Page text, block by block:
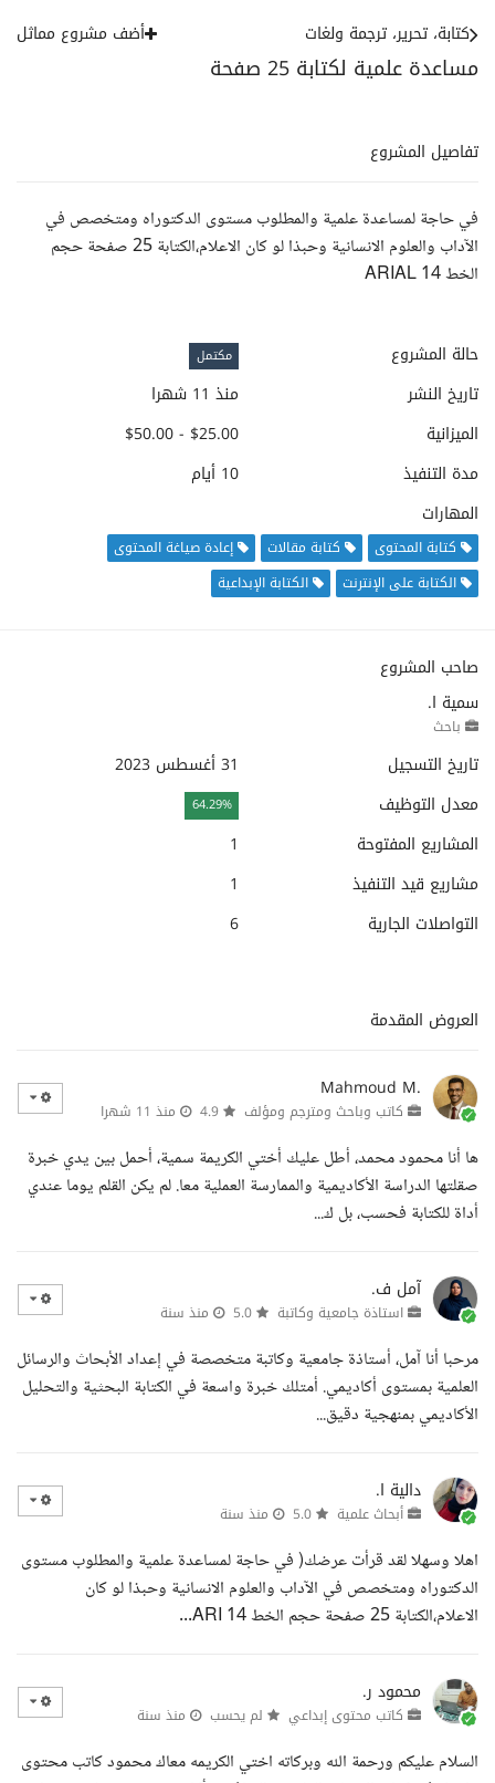
مساعدة علمية لكتابة 25 صفحة
كتابة، تحرير، ترجمة ولغات أضف مشروع مماثل
تفاصيل المشروع
في حاجة لمساعدة علمية والمطلوب مستوى الدكتوراه ومتخصص في
الآداب والعلوم الانسانية وحبذا لو كان الاعلام،الكتابة 25 صفحة حجم
الخط 14 ARIAL
حالة المشروع مكتمل
تاريخ النشر
منذ 11 شهرا
الميزانية
$25.00 - $50.00
مدة التنفيذ
10 أيام
المهارات
كتابة المحتوى كتابة مقالات
إعادة صياغة المحتوى
الكتابة على الإنترنت
الكتابة الإبداعية
صاحب المشروع
سمية ا.
باحث
تاريخ التسجيل
31 أغسطس 2023
معدل التوظيف
64.29%
المشاريع المفتوحة
1
مشاريع قيد التنفيذ
1
التواصلات الجارية
6
العروض المقدمة
Mahmoud M.
كاتب وباحث ومترجم ومؤلف منذ 11 شهرا
ها أنا محمود محمد، أطل عليك أختي الكريمة سمية، أحمل بين يدي خبرة
صقلتها الدراسة الأكاديمية والممارسة العملية معا. لم يكن القلم يوما عندي
أداة للكتابة فحسب، بل ك...
آمل ف.
استاذة جامعية وكاتبة منذ سنة
مرحبا أنا آمل، أستاذة جامعية وكاتبة متخصصة في إعداد الأبحاث والرسائل
العلمية بمستوى أكاديمي. أمتلك خبرة واسعة في الكتابة البحثية والتحليل
الأكاديمي بمنهجية دقيق...
دالية ا.
أبحاث علمية منذ سنة
اهلا وسهلا لقد قرأت عرضك( في حاجة لمساعدة علمية والمطلوب مستوى
الدكتوراه ومتخصص في الآداب والعلوم الانسانية وحبذا لو كان
الاعلام،الكتابة 25 صفحة حجم الخط 14 ARI...
محمود ر.
كاتب محتوى إبداعي لم يحسب منذ سنة
السلام عليكم ورحمة الله وبركاته اختي الكريمه معاك محمود كاتب محتوى